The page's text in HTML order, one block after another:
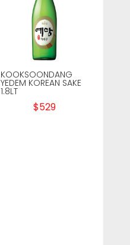
KOOKSOONDANG
YEDEM KOREAN SAKE
1.8LT
$529